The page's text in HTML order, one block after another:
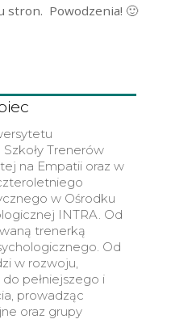
stron. Powodzenia! 🙂
Trenerów
na Empatii oraz w
w Ośrodku
INTRA. Od
trenerką
Od
w rozwoju,
pełniejszego i
prowadząc
oraz grupy